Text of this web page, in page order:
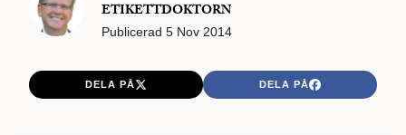
ETIKETTDOKTORN
Publicerad 5 Nov 2014
DELA PÅ DELA PÅ